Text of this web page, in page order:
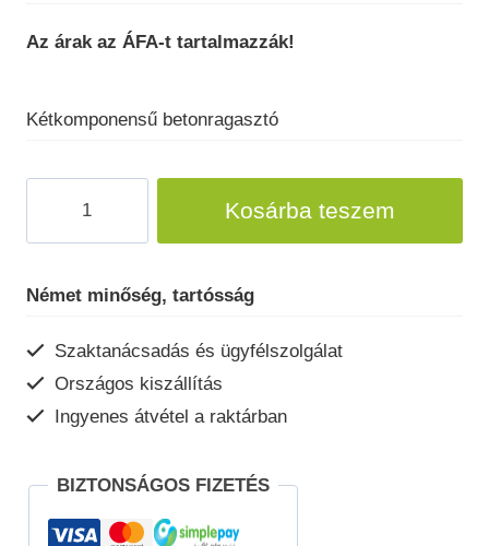
Az árak az ÁFA-t tartalmazzák!
Kétkomponensű betonragasztó
betonragasztó
mennyiség
Kosárba teszem
Német minőség, tartósság
Szaktanácsadás és ügyfélszolgálat
Országos kiszállítás
Ingyenes átvétel a raktárban
BIZTONSÁGOS FIZETÉS